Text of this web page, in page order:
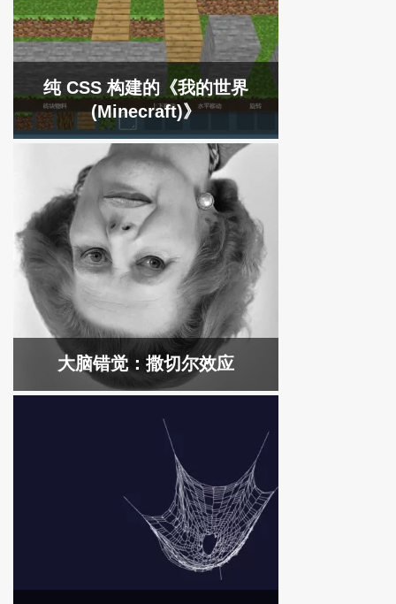
纯 CSS 构建的《我的世界
(Minecraft)》
大脑错觉：撒切尔效应